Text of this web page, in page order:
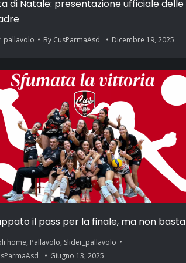
di Natale: presentazione ufficiale delle
By CusParmaAsd_ Dicembre 19, 2025
il pass per la finale, ma non basta
home, Pallavolo, Slider_pallavolo
Giugno 13, 2025